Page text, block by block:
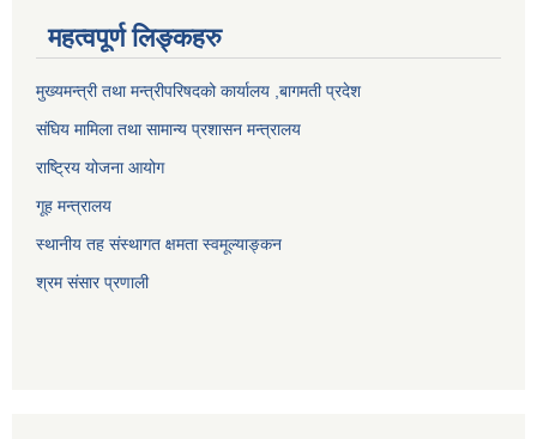
महत्वपूर्ण लिङ्कहरु
मुख्यमन्त्री तथा मन्त्रीपरिषदको कार्यालय ,बागमती प्रदेश
संघिय मामिला तथा सामान्य प्रशासन मन्त्रालय
राष्ट्रिय योजना आयोग
गूह मन्त्रालय
स्थानीय तह संस्थागत क्षमता स्वमूल्याङ्कन
श्रम संसार प्रणाली